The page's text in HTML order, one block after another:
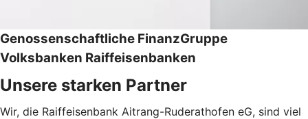
Genossenschaftliche FinanzGruppe
Volksbanken Raiffeisenbanken
Unsere starken Partner
Wir, die Raiffeisenbank Aitrang-Ruderathofen eG, sind viel